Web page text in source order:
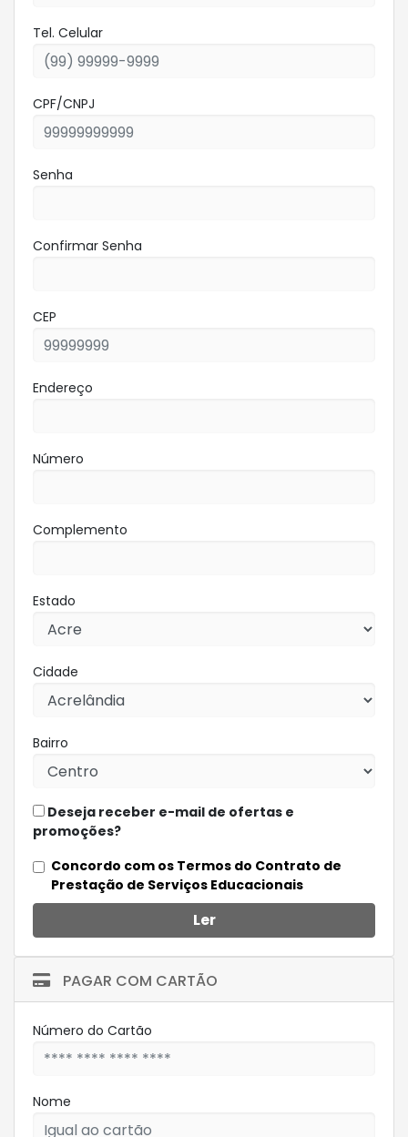
Tel. Celular
CPF/CNPJ
Senha
Confirmar Senha
CEP
Endereço
Número
Complemento
Estado
Cidade
Bairro
Deseja receber e-mail de ofertas e
promoções?
Concordo com os Termos do Contrato de
Prestação de Serviços Educacionais
Ler
PAGAR COM CARTÃO
Número do Cartão
Nome